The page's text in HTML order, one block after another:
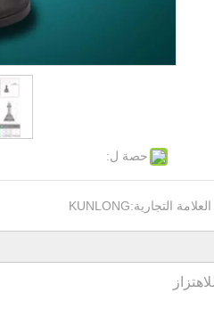
حصة ل:
العلامة التجارية:KUNLONG